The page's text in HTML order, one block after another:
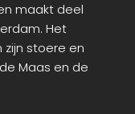
maakt deel
Het
stoere en
Maas en de